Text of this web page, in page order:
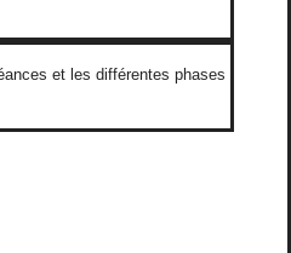
et les différentes phases